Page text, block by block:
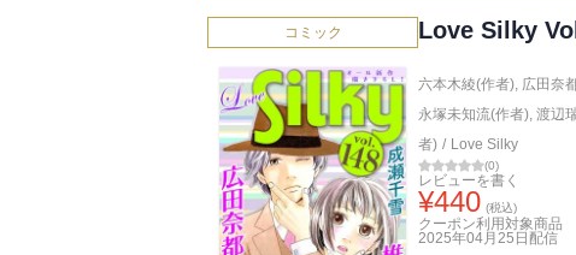
コミック Love Silky
六本木綾(作者), 広田奈
永塚未知流(作者), 渡辺
者) / Love Silky
(0)
レビューを書く
¥440 (税込)
クーポン利用対象商品
2025年04月25日 配信